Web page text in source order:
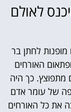
לאולם
מופנות לחתן בר
האורחים
מתפוצץ. כך היה
של עומר אדם
את כל האורחים